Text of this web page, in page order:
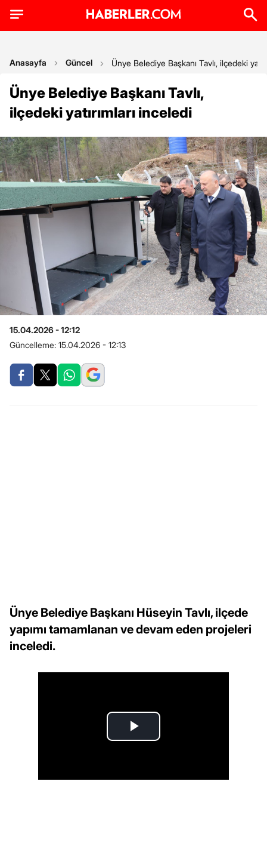
Anasayfa Güncel Ünye Belediye Başkanı Tavlı, ilçedeki
Ünye Belediye Başkanı Tavlı,
ilçedeki yatırımları inceledi
15.04.2026 - 12:12
Güncelleme: 15.04.2026 - 12:13
Ünye Belediye Başkanı Hüseyin Tavlı, ilçede
yapımı tamamlanan ve devam eden projeleri
inceledi.